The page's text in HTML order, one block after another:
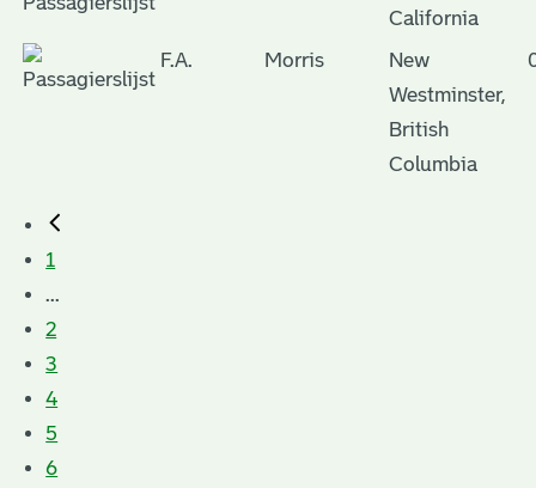
California
F.A. Morris
New
Westminster,
British
Columbia
1
...
2
3
4
5
6